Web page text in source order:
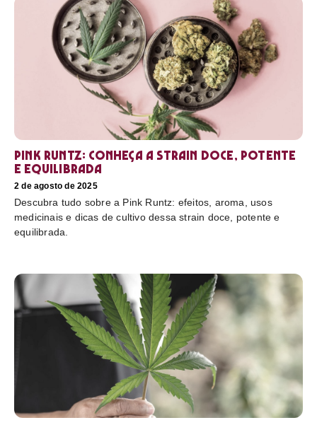
Pink Runtz: conheça a strain doce, potente
e equilibrada
2 de agosto de 2025
Descubra tudo sobre a Pink Runtz: efeitos, aroma, usos
medicinais e dicas de cultivo dessa strain doce, potente e
equilibrada.